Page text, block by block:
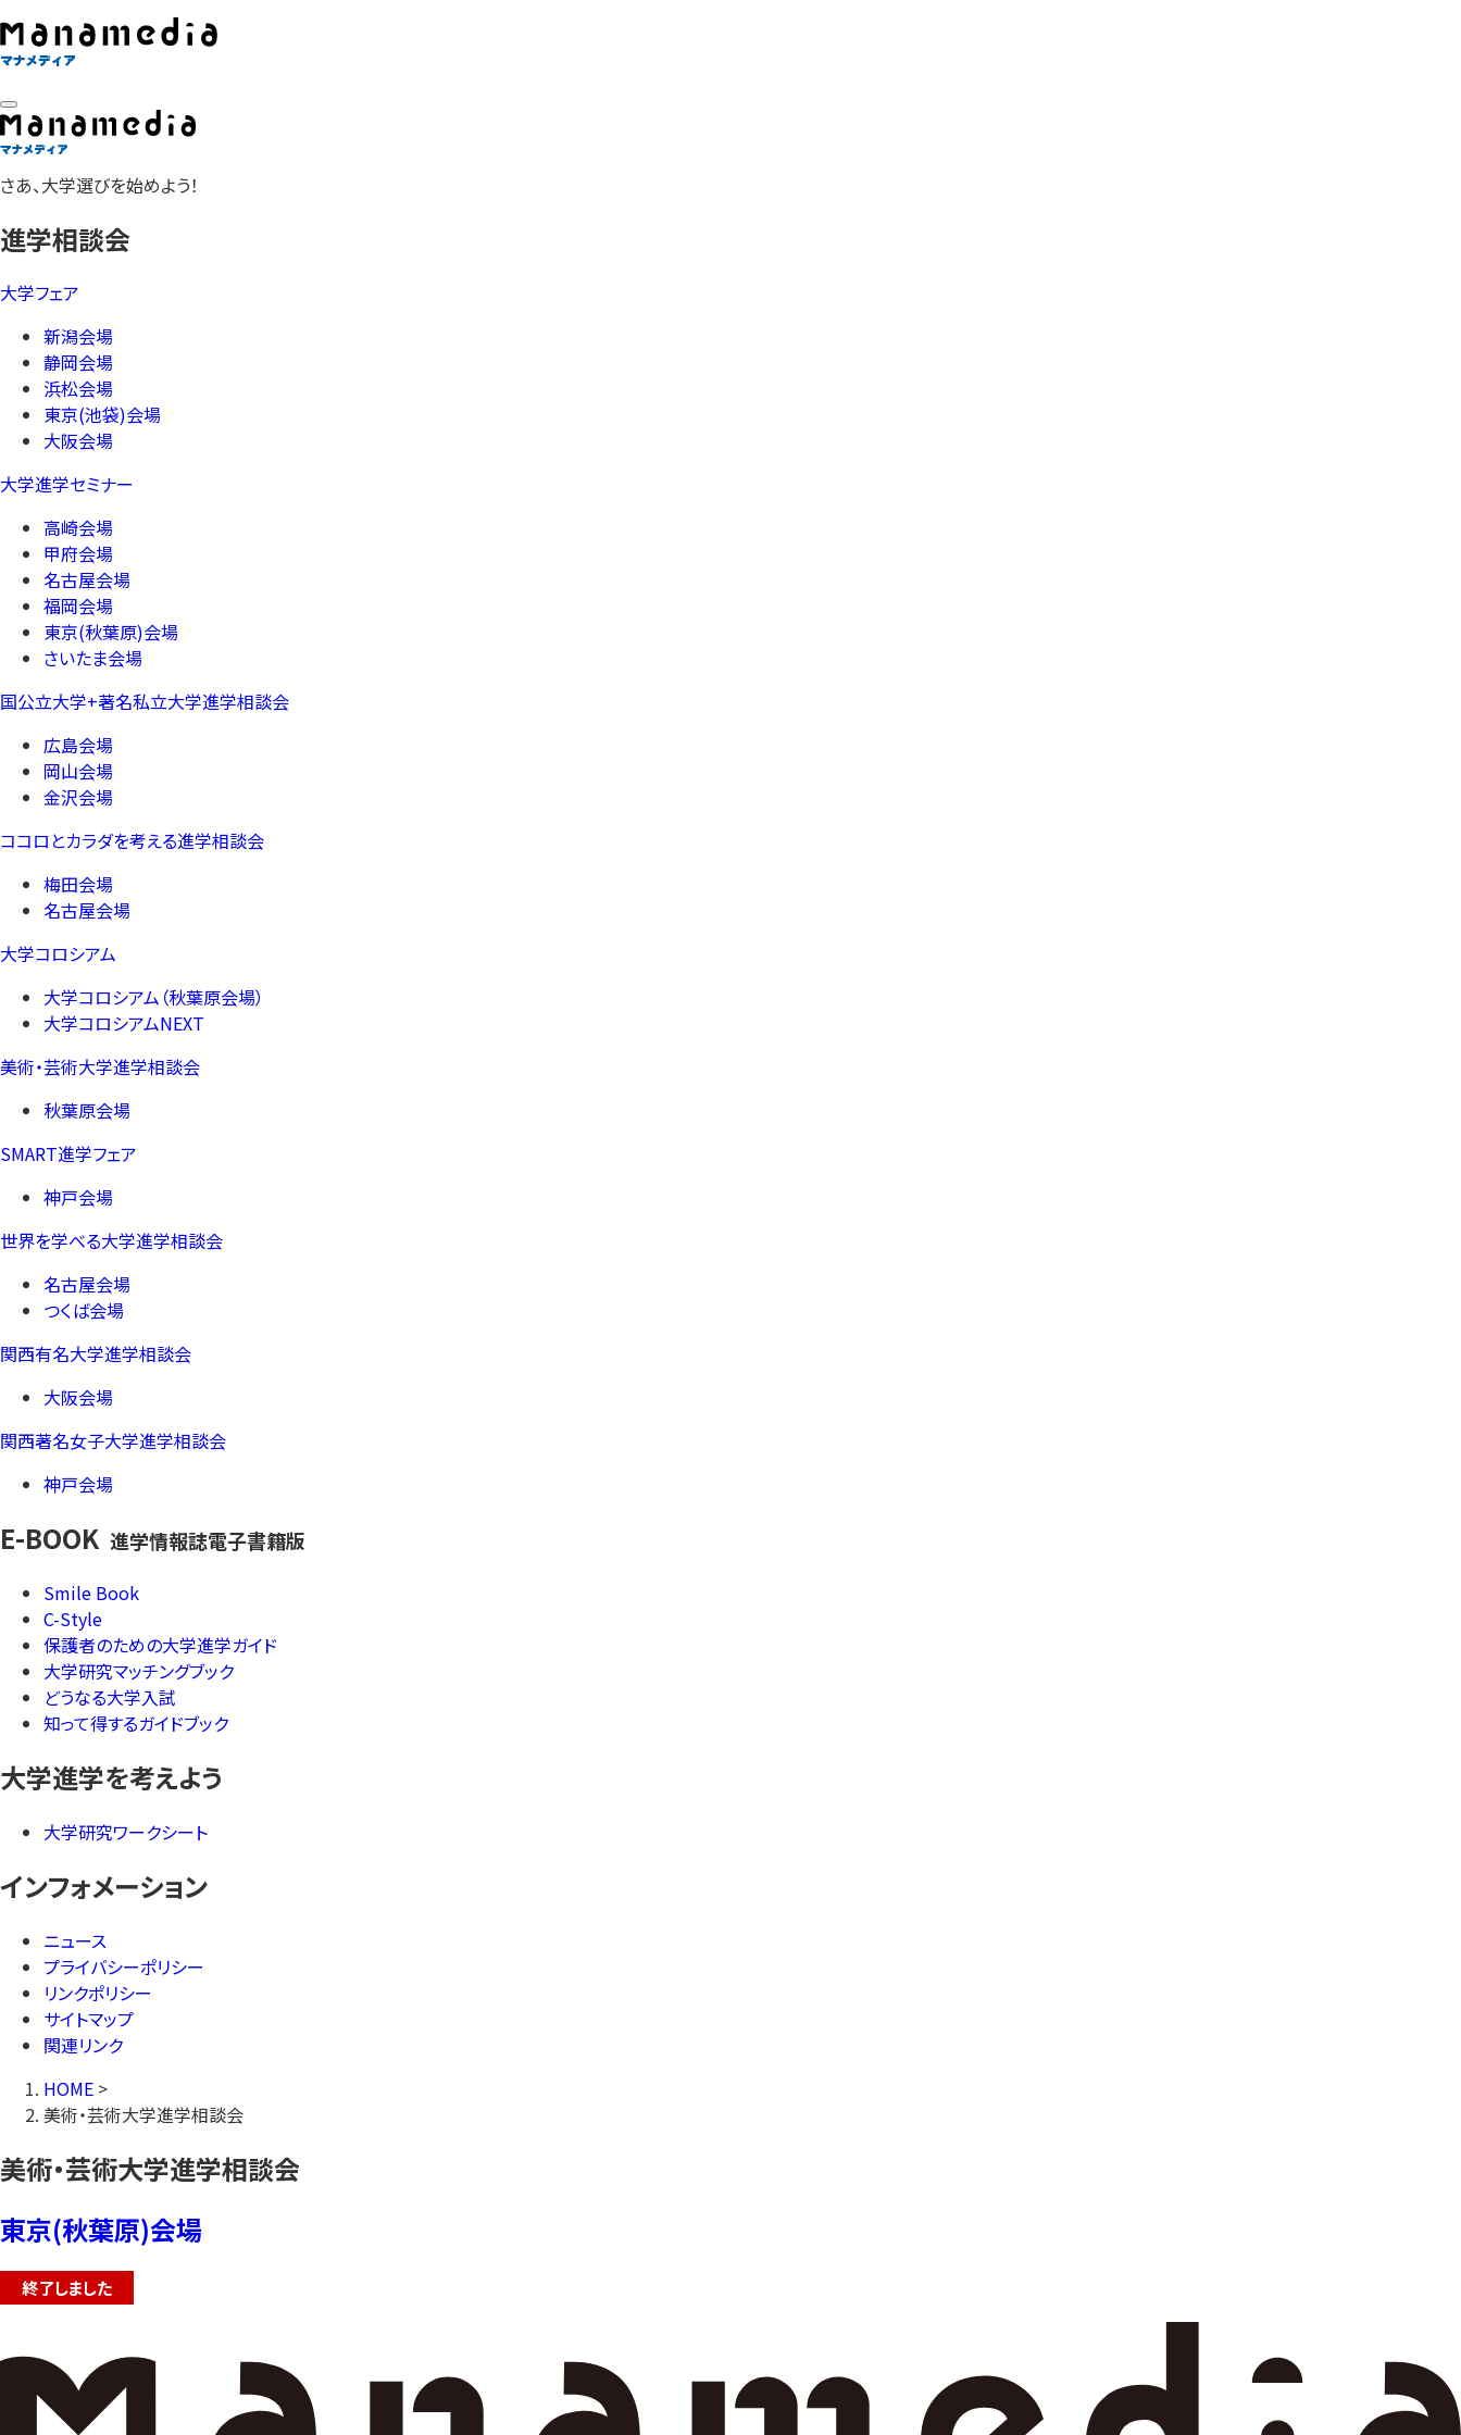
さあ、大学選びを始めよう！
進学相談会
大学フェア
新潟会場
静岡会場
浜松会場
東京(池袋)会場
大阪会場
大学進学セミナー
高崎会場
甲府会場
名古屋会場
福岡会場
東京(秋葉原)会場
さいたま会場
国公立大学+著名私立大学進学相談会
広島会場
岡山会場
金沢会場
ココロとカラダを考える進学相談会
梅田会場
名古屋会場
大学コロシアム
大学コロシアム（秋葉原会場）
大学コロシアムNEXT
美術・芸術大学進学相談会
秋葉原会場
SMART進学フェア
神戸会場
世界を学べる大学進学相談会
名古屋会場
つくば会場
関西有名大学進学相談会
大阪会場
関西著名女子大学進学相談会
神戸会場
E-BOOK 進学情報誌電子書籍版
Smile Book
C-Style
保護者のための大学進学ガイド
大学研究マッチングブック
どうなる大学入試
知って得するガイドブック
大学進学を考えよう
大学研究ワークシート
インフォメーション
ニュース
プライバシーポリシー
リンクポリシー
サイトマップ
関連リンク
HOME >
美術・芸術大学進学相談会
美術・芸術大学進学相談会
東京(秋葉原)会場
終了しました